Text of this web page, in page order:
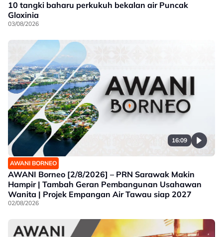
10 tangki baharu perkukuh bekalan air Puncak
Gloxinia
03/08/2026
16:09
AWANI BORNEO
AWANI Borneo [2/8/2026] – PRN Sarawak Makin
Hampir | Tambah Geran Pembangunan Usahawan
Wanita | Projek Empangan Air Tawau siap 2027
02/08/2026